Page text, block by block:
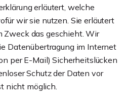
erläutert, welche
wir sie nutzen. Sie erläutert
Zweck das geschieht. Wir
Datenübertragung im Internet
per E-Mail) Sicherheitslücken
Schutz der Daten vor
nicht möglich.